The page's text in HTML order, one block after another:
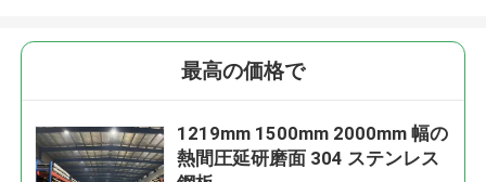
最高の価格で
1219mm 1500mm 2000mm 幅の
熱間圧延研磨面 304 ステンレス